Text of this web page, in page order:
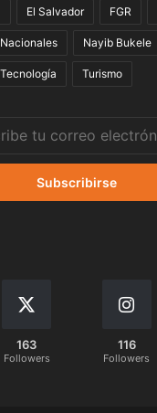
El Salvador FGR
Nacionales Nayib Bukele
Tecnología Turismo
163
Followers
116
Followers